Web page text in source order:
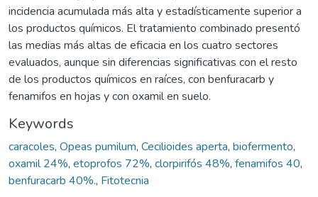
incidencia acumulada más alta y estadísticamente superior a
los productos químicos. El tratamiento combinado presentó
las medias más altas de eficacia en los cuatro sectores
evaluados, aunque sin diferencias significativas con el resto
de los productos químicos en raíces, con benfuracarb y
fenamifos en hojas y con oxamil en suelo.
Keywords
caracoles, Opeas pumilum, Cecilioides aperta, biofermento,
oxamil 24%, etoprofos 72%, clorpirifós 48%, fenamifos 40,
benfuracarb 40%., Fitotecnia